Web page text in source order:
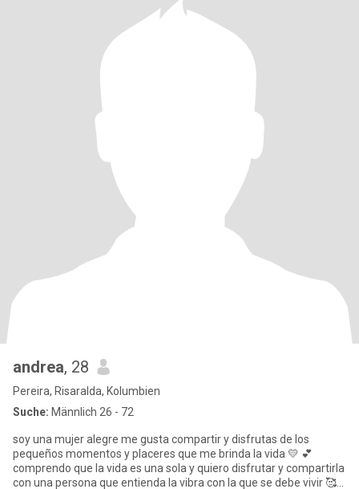
andrea, 28
Pereira, Risaralda, Kolumbien
Suche: Männlich 26 - 72
soy una mujer alegre me gusta compartir y disfrutas de los
pequeños momentos y placeres que me brinda la vida 💛 💕
comprendo que la vida es una sola y quiero disfrutar y compartirla
con una persona que entienda la vibra con la que se debe vivir 🥰